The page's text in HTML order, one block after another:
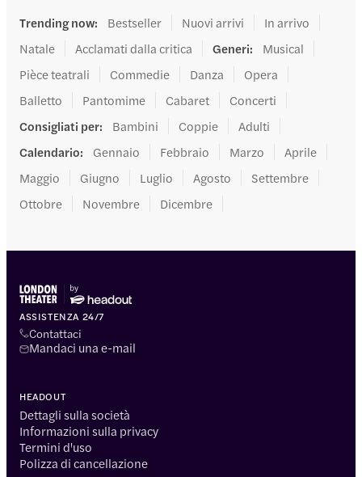
Trending now: Bestseller Nuovi arrivi
In arrivo
Natale
Acclamati dalla critica Generi:
Musical
Pièce teatrali
Commedie Danza
Opera
Balletto
Pantomime Cabaret
Concerti
Consigliati per: Bambini Coppie
Adulti
Calendario: Gennaio Febbraio Marzo
Aprile
Maggio
Giugno Luglio Agosto
Settembre
Ottobre
Novembre Dicembre
ASSISTENZA 24/7
Contattaci
Mandaci una e-mail
HEADOUT
Dettagli sulla società
Informazioni sulla privacy
Termini d'uso
Polizza di cancellazione